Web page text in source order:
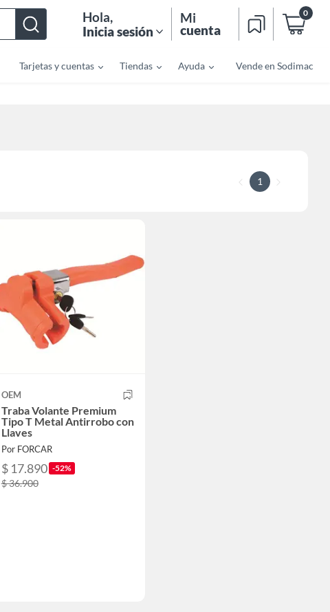
Hola,
Inicia sesión
Mi
cuenta
0
Tarjetas y cuentas Tiendas Ayuda Vende en Sodimac
1
OEM
Traba Volante Premium
Tipo T Metal Antirrobo con
Llaves
Por FORCAR
$ 17.890 -52%
$ 36.900